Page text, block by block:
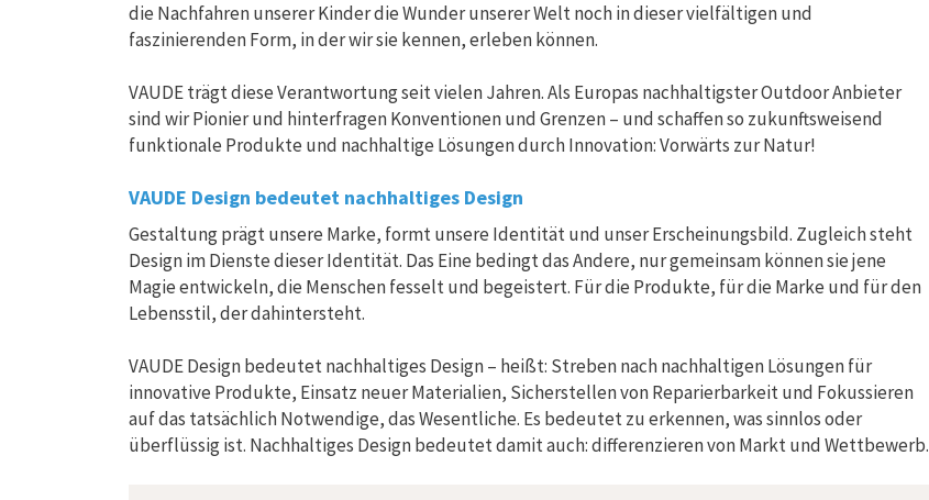
die Nachfahren unserer Kinder die Wunder unserer Welt noch in dieser vielfältigen und
faszinierenden Form, in der wir sie kennen, erleben können.
VAUDE trägt diese Verantwortung seit vielen Jahren. Als Europas nachhaltigster Outdoor Anbieter
sind wir Pionier und hinterfragen Konventionen und Grenzen – und schaffen so zukunftsweisend
funktionale Produkte und nachhaltige Lösungen durch Innovation: Vorwärts zur Natur!
VAUDE Design bedeutet nachhaltiges Design
Gestaltung prägt unsere Marke, formt unsere Identität und unser Erscheinungsbild. Zugleich steht
Design im Dienste dieser Identität. Das Eine bedingt das Andere, nur gemeinsam können sie jene
Magie entwickeln, die Menschen fesselt und begeistert. Für die Produkte, für die Marke und für den
Lebensstil, der dahintersteht.
VAUDE Design bedeutet nachhaltiges Design – heißt: Streben nach nachhaltigen Lösungen für
innovative Produkte, Einsatz neuer Materialien, Sicherstellen von Reparierbarkeit und Fokussieren
auf das tatsächlich Notwendige, das Wesentliche. Es bedeutet zu erkennen, was sinnlos oder
überflüssig ist. Nachhaltiges Design bedeutet damit auch: differenzieren von Markt und Wettbewerb.